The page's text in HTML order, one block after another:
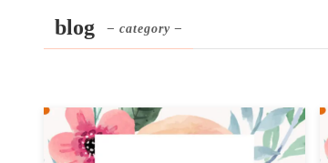
blog – category –